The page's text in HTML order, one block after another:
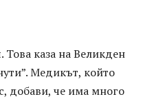
Това каза на Великден
Медикът, който
добави, че има много